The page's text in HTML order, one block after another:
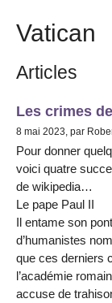
Vatican
Articles
Les crimes
8 mai 2023, par
Pour donner
voici quatre
de wikipedia…
Le pape Paul II
Il entame son
d’humanistes
que ces derniers
l’académie
accuse de